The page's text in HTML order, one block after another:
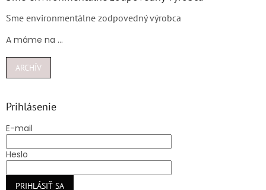
Sme environmentálne zodpovedný výrobca
A máme na ...
ARCHÍV
Prihlásenie
E-mail
Heslo
PRIHLÁSIŤ SA